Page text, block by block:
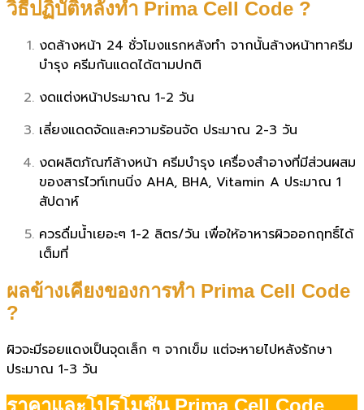
วิธีปฏิบัติหลังทำ Prima Cell Code ?
งดล้างหน้า 24 ชั่วโมงแรกหลังทำ จากนั้นล้างหน้าทาครีม
บำรุง ครีมกันแดดได้ตามปกติ
งดแต่งหน้าประมาณ 1-2 วัน
เลี่ยงแดดจัดและความร้อนจัด ประมาณ 2-3 วัน
งดผลิตภัณฑ์ล้างหน้า ครีมบำรุง เครื่องสำอางที่มีส่วนผสม
ของสารไวท์เทนนิ่ง AHA, BHA, Vitamin A ประมาณ 1
สัปดาห์
ควรดื่มน้ำเยอะๆ 1-2 ลิตร/วัน เพื่อให้อาหารผิวออกฤทธิ์ได้
เต็มที่
ผลข้างเคียงของการทำ Prima Cell Code
?
ผิวจะมีรอยแดงเป็นจุดเล็ก ๆ จากเข็ม แต่จะหายไปหลังรักษา
ประมาณ 1-3 วัน